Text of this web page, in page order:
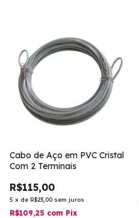
Cabo de Aço em PVC Cristal
Com 2 Terminais
R$115,00
5 x de R$23,00 sem juros
R$109,25 com Pix